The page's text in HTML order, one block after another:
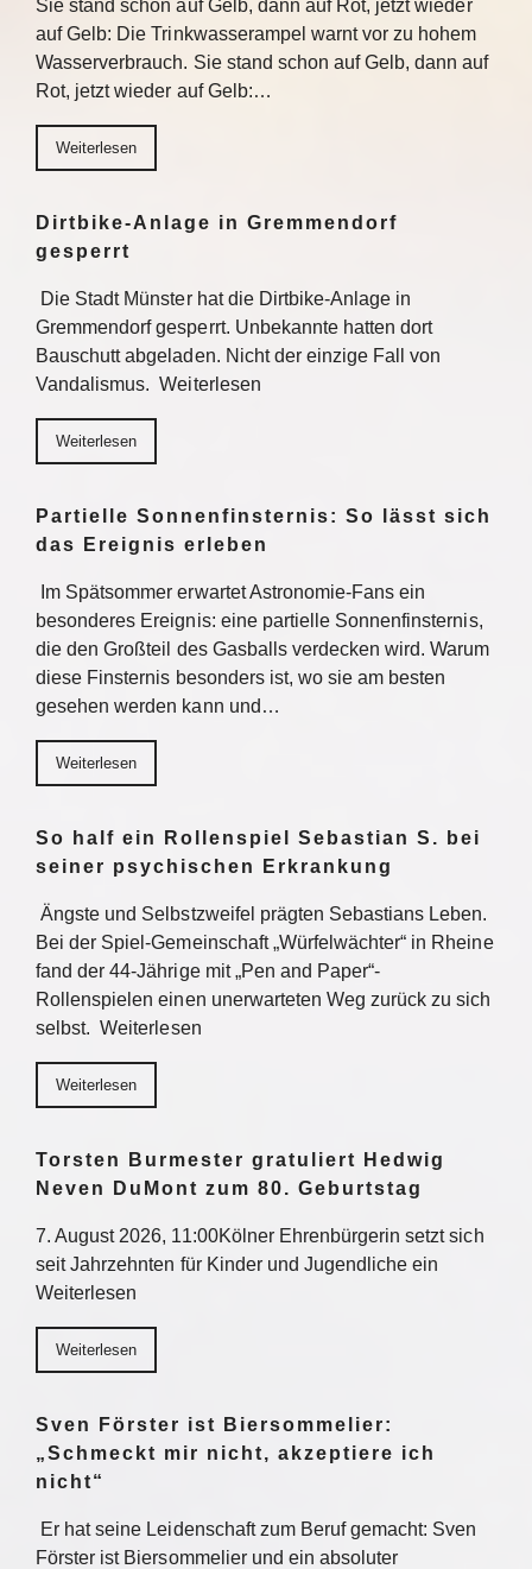
Sie stand schon auf Gelb, dann auf Rot, jetzt wieder
auf Gelb: Die Trinkwasserampel warnt vor zu hohem
Wasserverbrauch. Sie stand schon auf Gelb, dann auf
Rot, jetzt wieder auf Gelb:…
Weiterlesen
Dirtbike-Anlage in Gremmendorf
gesperrt
Die Stadt Münster hat die Dirtbike-Anlage in
Gremmendorf gesperrt. Unbekannte hatten dort
Bauschutt abgeladen. Nicht der einzige Fall von
Vandalismus. Weiterlesen
Weiterlesen
Partielle Sonnenfinsternis: So lässt sich
das Ereignis erleben
Im Spätsommer erwartet Astronomie-Fans ein
besonderes Ereignis: eine partielle Sonnenfinsternis,
die den Großteil des Gasballs verdecken wird. Warum
diese Finsternis besonders ist, wo sie am besten
gesehen werden kann und…
Weiterlesen
So half ein Rollenspiel Sebastian S. bei
seiner psychischen Erkrankung
Ängste und Selbstzweifel prägten Sebastians Leben.
Bei der Spiel-Gemeinschaft „Würfelwächter“ in Rheine
fand der 44-Jährige mit „Pen and Paper“-
Rollenspielen einen unerwarteten Weg zurück zu sich
selbst. Weiterlesen
Weiterlesen
Torsten Burmester gratuliert Hedwig
Neven DuMont zum 80. Geburtstag
7. August 2026, 11:00Kölner Ehrenbürgerin setzt sich
seit Jahrzehnten für Kinder und Jugendliche ein
Weiterlesen
Weiterlesen
Sven Förster ist Biersommelier:
„Schmeckt mir nicht, akzeptiere ich
nicht“
Er hat seine Leidenschaft zum Beruf gemacht: Sven
Förster ist Biersommelier und ein absoluter